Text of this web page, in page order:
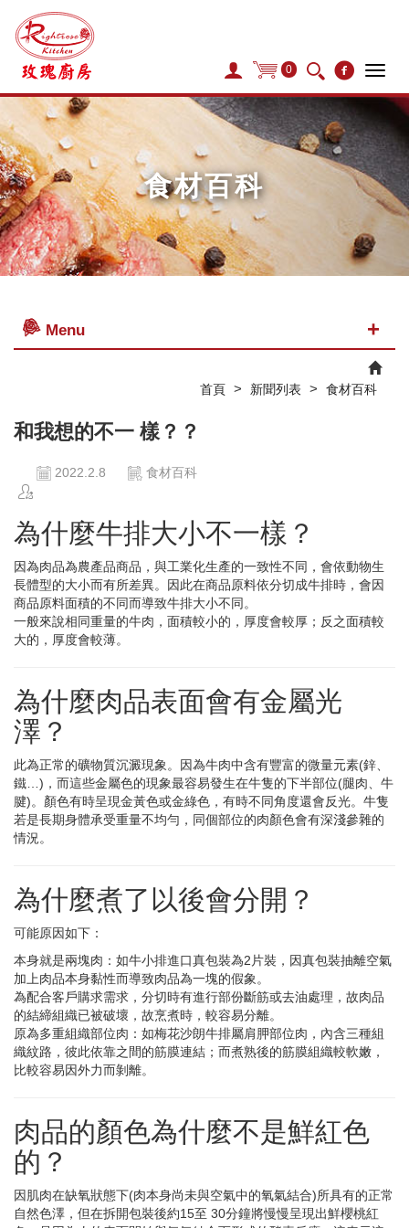
0
食材百科
Menu
首頁 > 新聞列表 > 食材百科
和我想的不一 樣？？
2022.2.8 食材百科
為什麼牛排大小不一樣？
因為肉品為農產品商品，與工業化生產的一致性不同，會依動物生
長體型的大小而有所差異。因此在商品原料依分切成牛排時，會因
商品原料面積的不同而導致牛排大小不同。
一般來說相同重量的牛肉，面積較小的，厚度會較厚；反之面積較
大的，厚度會較薄。
為什麼肉品表面會有金屬光
澤？
此為正常的礦物質沉澱現象。因為牛肉中含有豐富的微量元素(鋅、
鐵…)，而這些金屬色的現象最容易發生在牛隻的下半部位(腿肉、牛
腱)。顏色有時呈現金黃色或金綠色，有時不同角度還會反光。牛隻
若是長期身體承受重量不均勻，同個部位的肉顏色會有深淺參雜的
情況。
為什麼煮了以後會分開？
可能原因如下：
本身就是兩塊肉：如牛小排進口真包裝為2片裝，因真包裝抽離空氣
加上肉品本身黏性而導致肉品為一塊的假象。
為配合客戶購求需求，分切時有進行部份斷筋或去油處理，故肉品
的結締組織已被破壞，故烹煮時，較容易分離。
原為多重組織部位肉：如梅花沙朗牛排屬肩胛部位肉，內含三種組
織紋路，彼此依靠之間的筋膜連結；而煮熟後的筋膜組織較軟嫩，
比較容易因外力而剝離。
肉品的顏色為什麼不是鮮紅色
的？
因肌肉在缺氧狀態下(肉本身尚未與空氣中的氧氣結合)所具有的正常
自然色澤，但在拆開包裝後約15至 30分鐘將慢慢呈現出鮮櫻桃紅